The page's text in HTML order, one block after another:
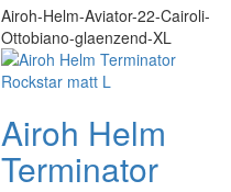
Airoh-Helm-Aviator-22-Cairoli-
Ottobiano-glaenzend-XL
Airoh Helm
Terminator